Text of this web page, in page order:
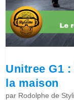
Unitree G1
la maison
par Rodolphe de